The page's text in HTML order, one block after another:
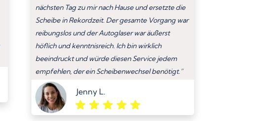
nächsten Tag zu mir nach Hause und ersetzte die
Scheibe in Rekordzeit. Der gesamte Vorgang war
reibungslos und der Autoglaser war äußerst
höflich und kenntnisreich. Ich bin wirklich
beeindruckt und würde diesen Service jedem
empfehlen, der ein Scheibenwechsel benötigt.”
Jenny L.